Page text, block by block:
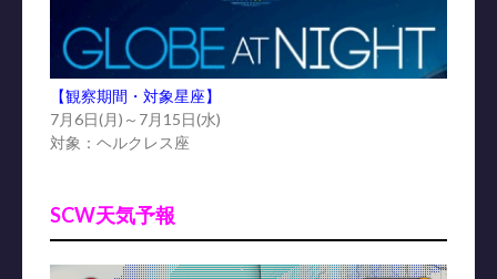
【観察期間・対象星座】
7月6日(月)～7月15日(水)
対象：ヘルクレス座
SCW天気予報